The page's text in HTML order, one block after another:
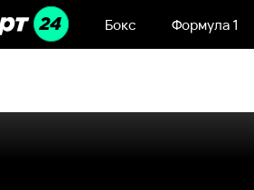
Бокс Формула 1